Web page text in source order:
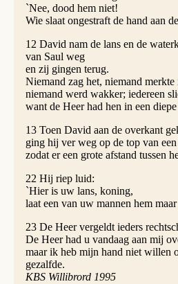
`Nee, dood hem niet!
Wie slaat ongestraft de hand aan
12 David nam de lans en de
van Saul weg
en zij gingen terug.
Niemand zag het, niemand merkte
niemand werd wakker; iedereen
want de Heer had hen in een
13 Toen David aan de overkant
ging hij ver weg op de top van een
zodat er een grote afstand tussen
22 Hij riep luid:
`Hier is uw lans, koning,
laat een van uw mannen hem
23 De Heer vergeldt ieders
De Heer had u vandaag aan mij
maar ik heb mijn hand niet willen
gezalfde.
KBS Willibrord 1995